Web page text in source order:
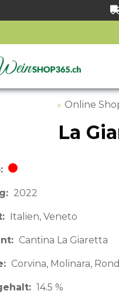
Online
La
Rotwein
2022
Italien Veneto
Cantina La Giaretta
Corvina, Molinara,
14.5 %